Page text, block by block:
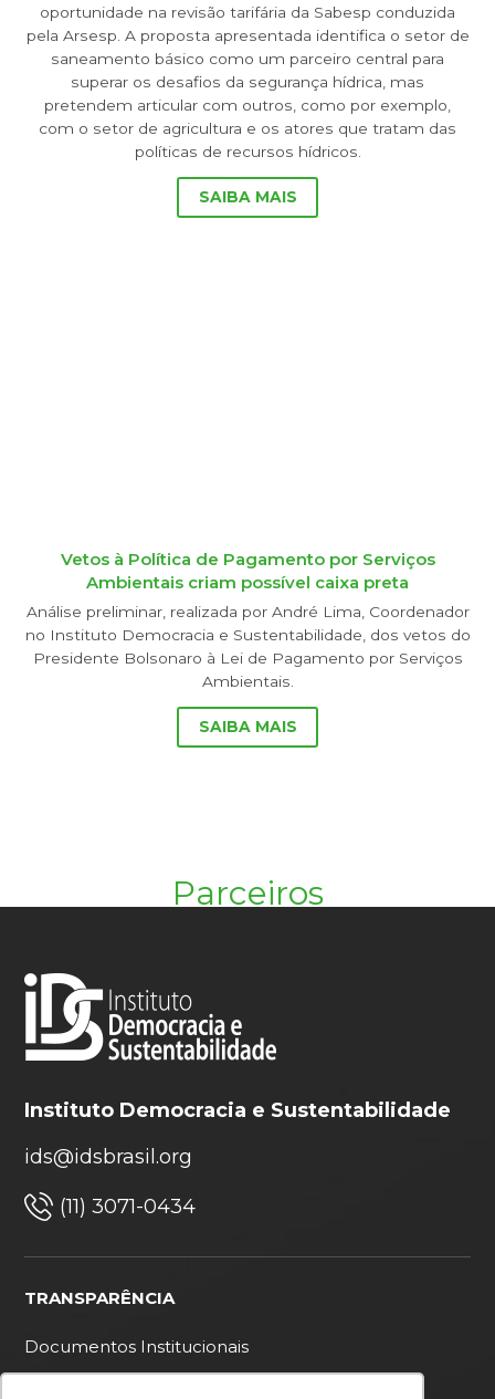
oportunidade na revisão tarifária da Sabesp conduzida
pela Arsesp. A proposta apresentada identifica o setor de
saneamento básico como um parceiro central para
superar os desafios da segurança hídrica, mas
pretendem articular com outros, como por exemplo,
com o setor de agricultura e os atores que tratam das
políticas de recursos hídricos.
SAIBA MAIS
Vetos à Política de Pagamento por Serviços
Ambientais criam possível caixa preta
Análise preliminar, realizada por André Lima, Coordenador
no Instituto Democracia e Sustentabilidade, dos vetos do
Presidente Bolsonaro à Lei de Pagamento por Serviços
Ambientais.
SAIBA MAIS
Parceiros
Instituto Democracia e Sustentabilidade
ids@idsbrasil.org
(11) 3071-0434
TRANSPARÊNCIA
Documentos Institucionais